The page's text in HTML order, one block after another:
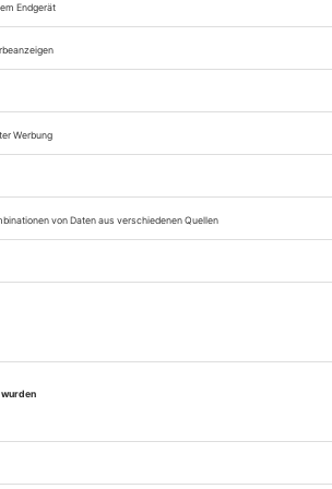
Zugang zum
Sie können alle Vorteile
Digital-Abo testen